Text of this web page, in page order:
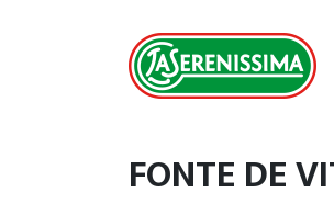
FONTE DE